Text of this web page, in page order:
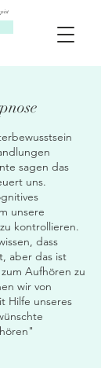
sagen das
uns.
unsere
kontrollieren.
dass
aber das ist
Aufhören zu
wir von
Hilfe unseres